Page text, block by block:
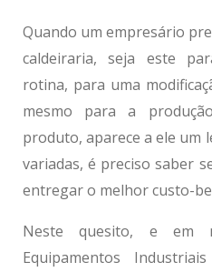
Quando um empresário
caldeiraria, seja este
rotina, para uma
mesmo para a
produto, aparece a ele um
variadas, é preciso saber
entregar o melhor custo-
Neste quesito, e em
Equipamentos